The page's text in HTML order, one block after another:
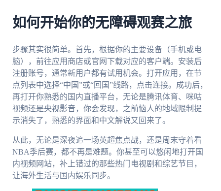
如何开始你的无障碍观赛之旅
步骤其实很简单。首先，根据你的主要设备（手机或电
脑），前往应用商店或官网下载对应的客户端。安装后
注册账号，通常新用户都有试用机会。打开应用，在节
点列表中选择“中国”或“回国”线路，点击连接。成功后，
再打开你熟悉的国内直播平台，无论是腾讯体育、咪咕
视频还是央视影音，你会发现，之前恼人的地域限制提
示消失了，熟悉的界面和中文解说又回来了。
从此，无论是深夜追一场英超焦点战，还是周末守着看
NBA季后赛，都不再是难题。你甚至可以悠闲地打开国
内视频网站，补上错过的那些热门电视剧和综艺节目，
让海外生活与国内娱乐同步。